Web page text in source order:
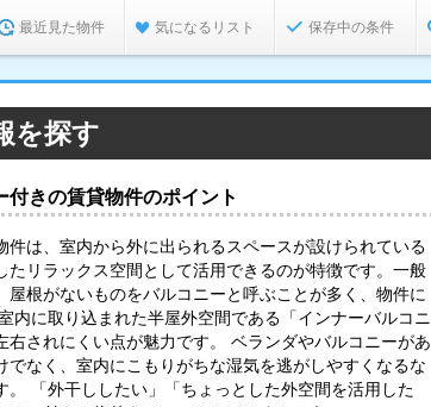
最近見た物件 気になるリスト 保存中の条件
を探す
付きの賃貸物件のポイント
は、室内から外に出られるスペースが設けられている
たリラックス空間として活用できるのが特徴です。一般
屋根がないものをバルコニーと呼ぶことが多く、物件に
内に取り込まれた半屋外空間である「インナーバルコニ
右されにくい点が魅力です。 ベランダやバルコニーがあ
でなく、室内にこもりがちな湿気を逃がしやすくなるな
。 「外干ししたい」「ちょっとした外空間を活用した